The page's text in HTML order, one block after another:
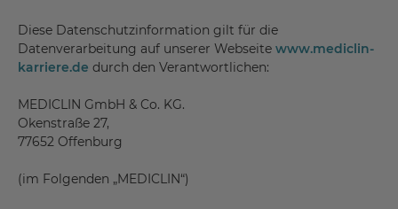
Diese Datenschutzinformation gilt für die
Datenverarbeitung auf unserer Webseite www.mediclin-
karriere.de durch den Verantwortlichen:
MEDICLIN GmbH & Co. KG.
Okenstraße 27,
77652 Offenburg
(im Folgenden „MEDICLIN“)